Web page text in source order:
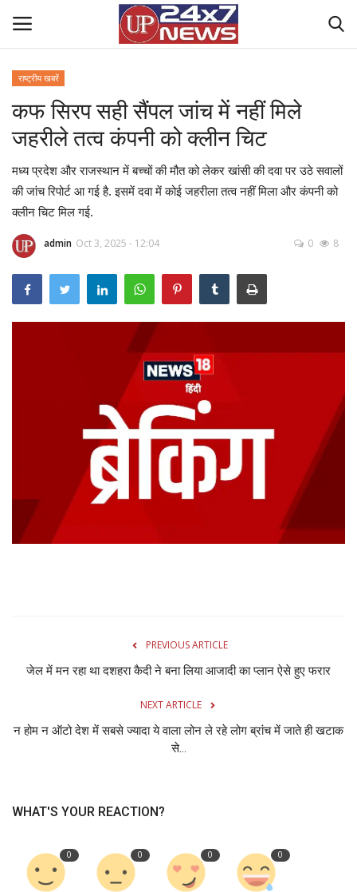
Home
Contact Us
राष्ट्रीय खबरें
उत्तर प्रदेश
बिज़नेस
टीवी
राष्ट्रीय खबरें
कफ सिरप सही सैंपल जांच में नहीं मिले
जहरीले तत्व कंपनी को क्लीन चिट
मध्य प्रदेश और राजस्थान में बच्चों की मौत को लेकर खांसी की दवा पर उठे सवालों
की जांच रिपोर्ट आ गई है. इसमें दवा में कोई जहरीला तत्व नहीं मिला और कंपनी को
क्लीन चिट मिल गई.
admin Oct 3, 2025 - 12:04 0 8
PREVIOUS ARTICLE
जेल में मन रहा था दशहरा कैदी ने बना लिया आजादी का प्लान ऐसे हुए फरार
NEXT ARTICLE
न होम न ऑटो देश में सबसे ज्यादा ये वाला लोन ले रहे लोग ब्रांच में जाते ही खटाक
से...
WHAT'S YOUR REACTION?
0 0 0 0